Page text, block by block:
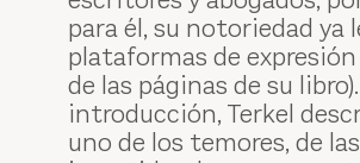
para él, su notoriedad ya
plataformas de
de las páginas de su
introducción, Terkel
uno de los temores, de las